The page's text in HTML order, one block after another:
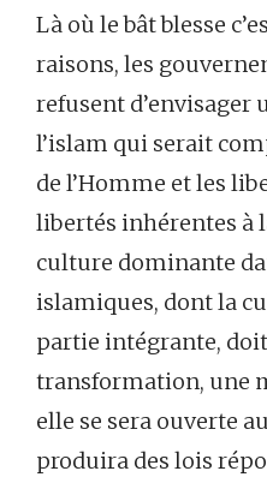
Là où le bât blesse
raisons, les
refusent
l’islam qui serait
de l’Homme et les
libertés inhérentes à
culture dominante
islamiques, dont la
partie intégrante,
transformation, une
elle se sera ouverte
produira des lois